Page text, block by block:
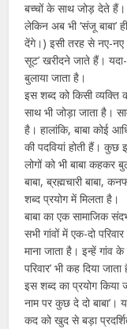
बच्चों के साथ जोड़ देते
लेकिन अब भी ‘संजू बाबा’
देंगे।) इसी तरह से नए-नए
सूट’ खरीदने जाते हैं।
बुलाया जाता है।
इस शब्द को किसी व्यक्ति
साथ भी जोड़ा जाता है।
है। हालांकि, बाबा कोई
की पदवियां होती हैं। कुछ
लोगों को भी बाबा कहकर
बाबा, ब्रह्मचारी बाबा,
शब्द प्रयोग में मिलता है।
बाबा का एक सामाजिक
सभी गांवों में एक-दो
माना जाता है। इन्हें गांव के
परिवार’ भी कह दिया
इस शब्द का प्रयोग किया
नाम पर कुछ दे दो बाबा’।
कद को खुद से बड़ा